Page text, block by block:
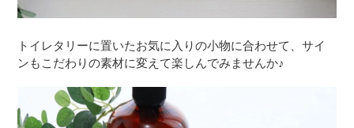
トイレタリーに置いたお気に入りの小物に合わせて、サイ
ンもこだわりの素材に変えて楽しんでみませんか♪